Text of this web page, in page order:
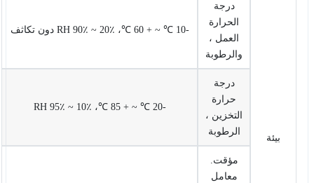
بيئة
درجة
الحرارة
العمل ،
والرطوبة
-10 ℃ ~ + 60 ℃، 20٪ ~ 90٪ RH دون تكاثف
درجة
حرارة
التخزين ،
الرطوبة
-20 ℃ ~ + 85 ℃، 10٪ ~ 95٪ RH
مؤقت.
معامل